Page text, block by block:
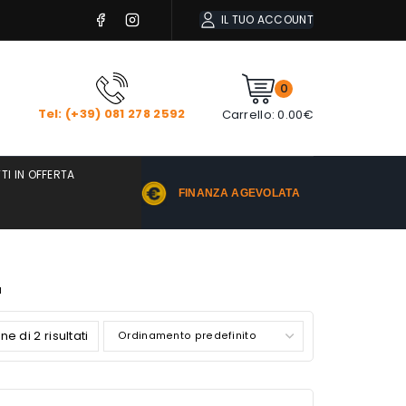
IL TUO ACCOUNT
Tel: (+39) 081 278 2592
0
Carrello: 0.00€
IN OFFERTA
FINANZA AGEVOLATA
di 2 risultati